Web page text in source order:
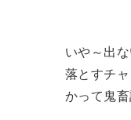
いや～出
落とすチ
かって鬼